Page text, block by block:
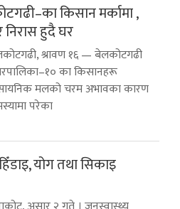
किसान मर्कामा ,
हुदै घर
श्रावण १६ — बेलकोटगढी
का किसानहरू
मलको चरम अभावका कारण
परेका
योग तथा सिकाइ